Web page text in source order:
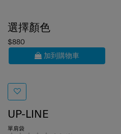
選擇顏色
$880
加到購物車
UP-LINE
單肩袋